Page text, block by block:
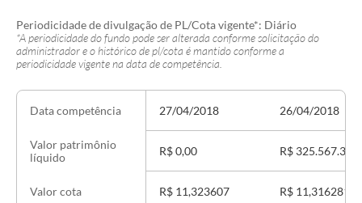
Periodicidade de divulgação de PL/Cota vigente*: Diário
*A periodicidade do fundo pode ser alterada conforme solicitação do
administrador e o histórico de pl/cota é mantido conforme a
periodicidade vigente na data de competência.
Data competência
Valor patrimônio
líquido
Valor cota
27/04/2018
R$ 0,00
R$ 11,323607
26/04/2018
R$
R$ 11,316281